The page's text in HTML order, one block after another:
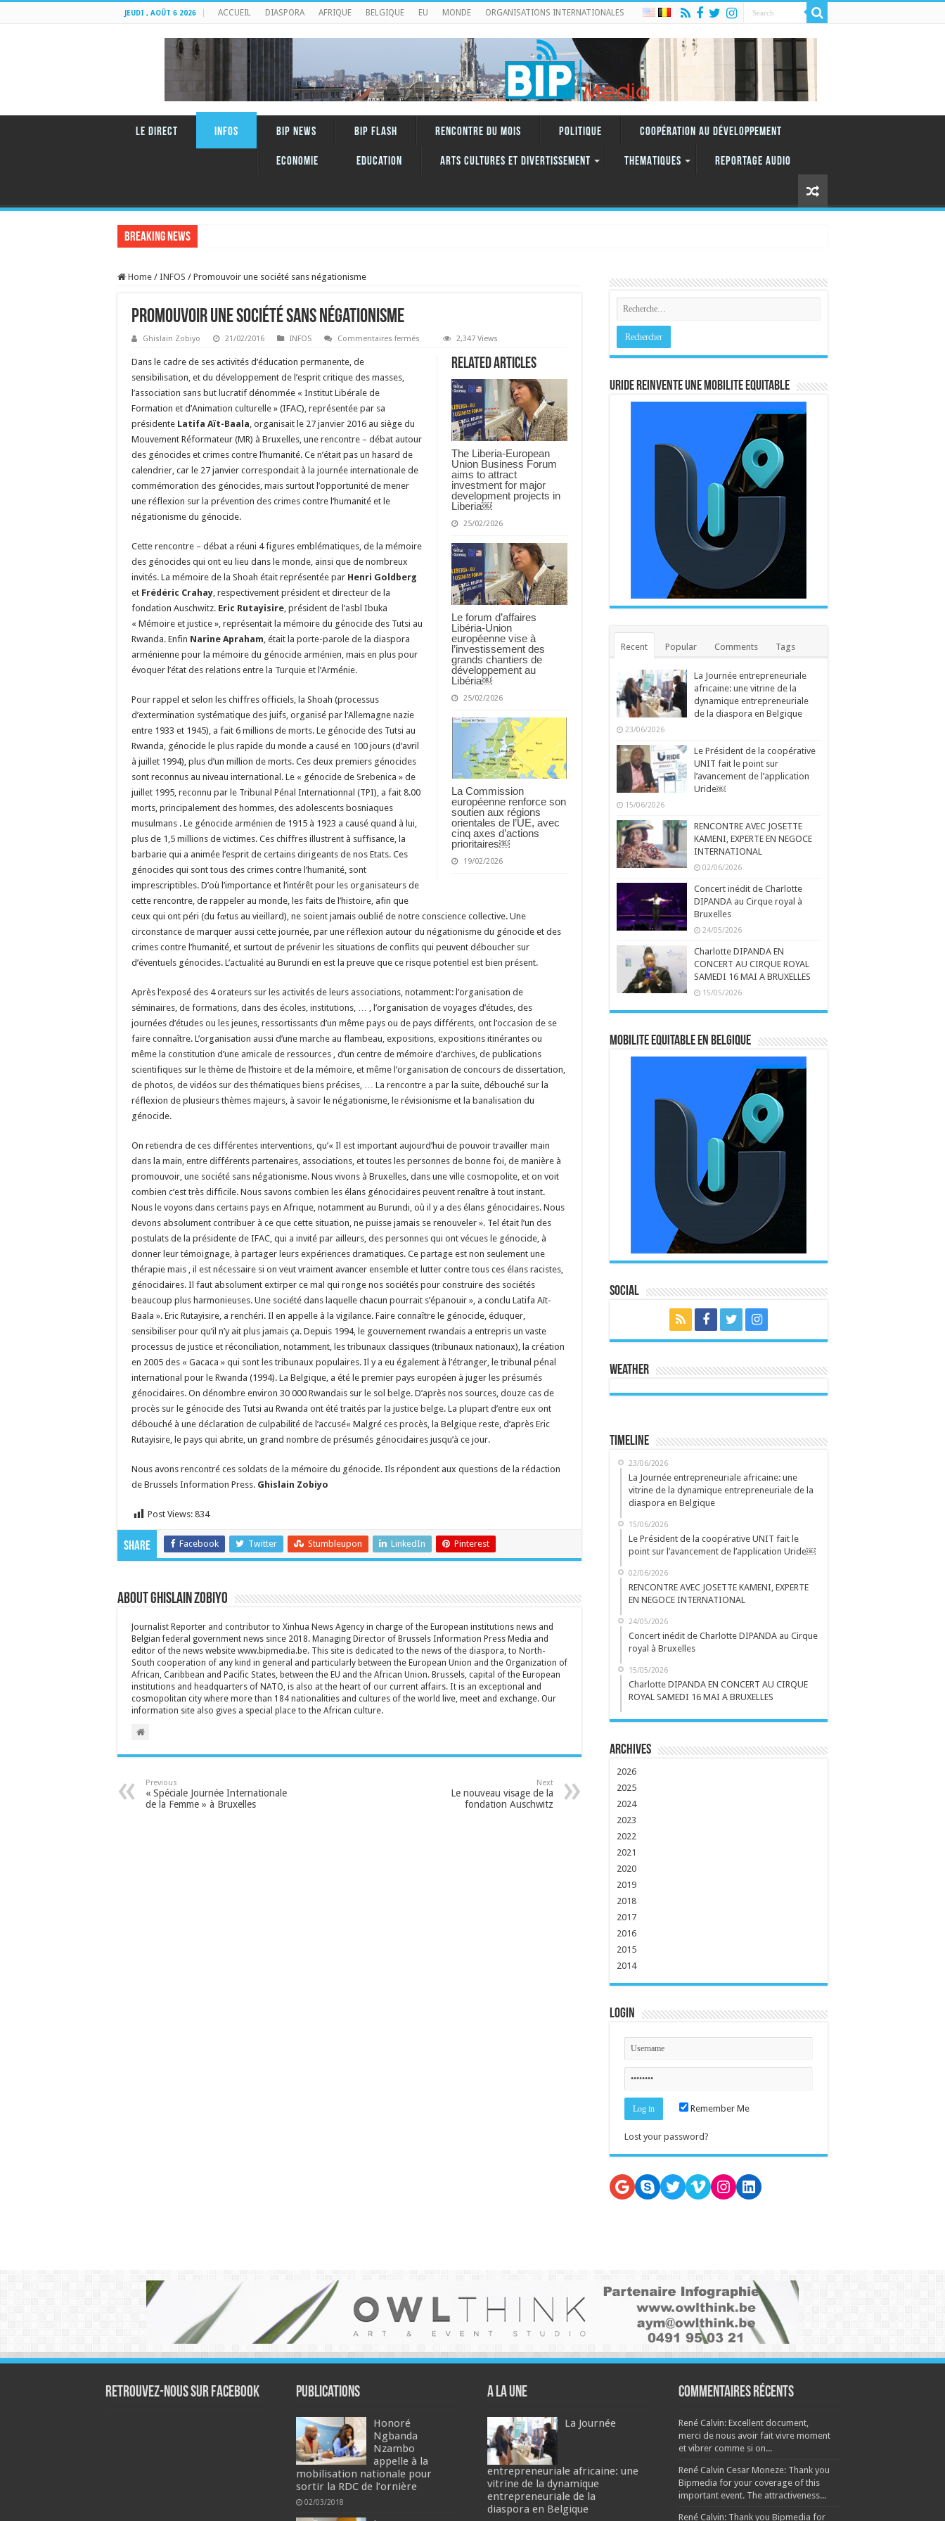
JEUDI , AOÛT 6 2026 ACCUEIL DIASPORA AFRIQUE BELGIQUE EU MONDE ORGANISATIONS INTERNATIONALES
LE DIRECT INFOS BIP NEWS BIP FLASH RENCONTRE DU MOIS Politique Coopération au Développement
Economie Education ARTS CULTURES ET DIVERTISSEMENT THEMATIQUES REPORTAGE AUDIO
Breaking News
Home / INFOS / Promouvoir une société sans négationisme
Promouvoir une société sans négationisme
Ghislain Zobiyo 21/02/2016 INFOS Commentaires fermés
négationisme
2,347 Views
Related Articles
The Liberia-European
Union Business Forum
aims to attract
investment for major
development projects in
Liberia￼
25/02/2026
Le forum d’affaires
Libéria-Union
européenne vise à
l’investissement des
grands chantiers de
développement au
Libéria￼
25/02/2026
La Commission
européenne renforce son
soutien aux régions
orientales de l’UE, avec
cinq axes d’actions
prioritaires￼
19/02/2026
Dans le cadre de ses activités d’éducation permanente, de
sensibilisation, et du développement de l’esprit critique des masses,
l’association sans but lucratif dénommée « Institut Libérale de
Formation et d’Animation culturelle » (IFAC), représentée par sa
présidente Latifa Aït-Baala, organisait le 27 janvier 2016 au siège du
Mouvement Réformateur (MR) à Bruxelles, une rencontre – débat autour
des génocides et crimes contre l’humanité. Ce n’était pas un hasard de
calendrier, car le 27 janvier correspondait à la journée internationale de
commémoration des génocides, mais surtout l’opportunité de mener
une réflexion sur la prévention des crimes contre l’humanité et le
négationisme du génocide.
Cette rencontre – débat a réuni 4 figures emblématiques, de la mémoire
des génocides qui ont eu lieu dans le monde, ainsi que de nombreux
invités. La mémoire de la Shoah était représentée par Henri Goldberg
et Frédéric Crahay, respectivement président et directeur de la
fondation Auschwitz. Eric Rutayisire, président de l’asbl Ibuka
« Mémoire et justice », représentait la mémoire du génocide des Tutsi au
Rwanda. Enfin Narine Apraham, était la porte-parole de la diaspora
arménienne pour la mémoire du génocide arménien, mais en plus pour
évoquer l’état des relations entre la Turquie et l’Arménie.
Pour rappel et selon les chiffres officiels, la Shoah (processus
d’extermination systématique des juifs, organisé par l’Allemagne nazie
entre 1933 et 1945), a fait 6 millions de morts. Le génocide des Tutsi au
Rwanda, génocide le plus rapide du monde a causé en 100 jours (d’avril
à juillet 1994), plus d’un million de morts. Ces deux premiers génocides
sont reconnus au niveau international. Le « génocide de Srebenica » de
juillet 1995, reconnu par le Tribunal Pénal Internationnal (TPI), a fait 8.00
morts, principalement des hommes, des adolescents bosniaques
musulmans . Le génocide arménien de 1915 à 1923 a causé quand à lui,
plus de 1,5 millions de victimes. Ces chiffres illustrent à suffisance, la
barbarie qui a animée l’esprit de certains dirigeants de nos Etats. Ces
génocides qui sont tous des crimes contre l’humanité, sont
imprescriptibles. D’où l’importance et l’intérêt pour les organisateurs de
cette rencontre, de rappeler au monde, les faits de l’histoire, afin que
ceux qui ont péri (du fœtus au vieillard), ne soient jamais oublié de notre conscience collective. Une
circonstance de marquer aussi cette journée, par une réflexion autour du négationisme du génocide et des
crimes contre l’humanité, et surtout de prévenir les situations de conflits qui peuvent déboucher sur
d’éventuels génocides. L’actualité au Burundi en est la preuve que ce risque potentiel est bien présent.
Après l’exposé des 4 orateurs sur les activités de leurs associations, notamment: l’organisation de
séminaires, de formations, dans des écoles, institutions, … , l’organisation de voyages d’études, des
journées d’études ou les jeunes, ressortissants d’un même pays ou de pays différents, ont l’occasion de se
faire connaître. L’organisation aussi d’une marche au flambeau, expositions, expositions itinérantes ou
même la constitution d’une amicale de ressources , d’un centre de mémoire d’archives, de publications
scientifiques sur le thème de l’histoire et de la mémoire, et même l’organisation de concours de dissertation,
de photos, de vidéos sur des thématiques biens précises, … La rencontre a par la suite, débouché sur la
réflexion de plusieurs thèmes majeurs, à savoir le négationisme, le révisionisme et la banalisation du
génocide.
On retiendra de ces différentes interventions, qu’« Il est important aujourd’hui de pouvoir travailler main
dans la main, entre différents partenaires, associations, et toutes les personnes de bonne foi, de manière à
promouvoir, une société sans négationisme. Nous vivons à Bruxelles, dans une ville cosmopolite, et on voit
combien c’est très difficile. Nous savons combien les élans génocidaires peuvent renaître à tout instant.
Nous le voyons dans certains pays en Afrique, notamment au Burundi, où il y a des élans génocidaires. Nous
devons absolument contribuer à ce que cette situation, ne puisse jamais se renouveler ». Tel était l’un des
postulats de la présidente de IFAC, qui a invité par ailleurs, des personnes qui ont vécues le génocide, à
donner leur témoignage, à partager leurs expériences dramatiques. Ce partage est non seulement une
thérapie mais , il est nécessaire si on veut vraiment avancer ensemble et lutter contre tous ces élans racistes,
génocidaires. Il faut absolument extirper ce mal qui ronge nos sociétés pour construire des sociétés
beaucoup plus harmonieuses. Une société dans laquelle chacun pourrait s’épanouir », a conclu Latifa Aït-
Baala ». Eric Rutayisire, a renchéri. Il en appelle à la vigilance. Faire connaître le génocide, éduquer,
sensibiliser pour qu’il n’y ait plus jamais ça. Depuis 1994, le gouvernement rwandais a entrepris un vaste
processus de justice et réconciliation, notamment, les tribunaux classiques (tribunaux nationaux), la création
en 2005 des « Gacaca » qui sont les tribunaux populaires. Il y a eu également à l’étranger, le tribunal pénal
international pour le Rwanda (1994). La Belgique, a été le premier pays européen à juger les présumés
génocidaires. On dénombre environ 30 000 Rwandais sur le sol belge. D’après nos sources, douze cas de
procès sur le génocide des Tutsi au Rwanda ont été traités par la justice belge. La plupart d’entre eux ont
débouché à une déclaration de culpabilité de l’accusé« Malgré ces procès, la Belgique reste, d’après Eric
Rutayisire, le pays qui abrite, un grand nombre de présumés génocidaires jusqu’à ce jour.
Nous avons rencontré ces soldats de la mémoire du génocide. Ils répondent aux questions de la rédaction
de Brussels Information Press. Ghislain Zobiyo
Post Views: 834
Share Facebook Twitter Stumbleupon LinkedIn Pinterest
About Ghislain Zobiyo
Journalist Reporter and contributor to Xinhua News Agency in charge of the European institutions news and
Belgian federal government news since 2018. Managing Director of Brussels Information Press Media and
editor of the news website www.bipmedia.be. This site is dedicated to the news of the diaspora, to North-
South cooperation of any kind in general and particularly between the European Union and the Organization of
African, Caribbean and Pacific States, between the EU and the African Union. Brussels, capital of the European
institutions and headquarters of NATO, is also at the heart of our current affairs. It is an exceptional and
cosmopolitan city where more than 184 nationalities and cultures of the world live, meet and exchange. Our
information site also gives a special place to the African culture.
Previous
« Spéciale Journée Internationale
de la Femme » à Bruxelles
Next
Le nouveau visage de la
fondation Auschwitz
URIDE REINVENTE UNE MOBILITE EQUITABLE
Recent Popular Comments Tags
La Journée entrepreneuriale
africaine: une vitrine de la
dynamique entrepreneuriale
de la diaspora en Belgique
23/06/2026
Le Président de la coopérative
UNIT fait le point sur
l’avancement de l’application
Uride￼
15/06/2026
RENCONTRE AVEC JOSETTE
KAMENI, EXPERTE EN NEGOCE
INTERNATIONAL
02/06/2026
Concert inédit de Charlotte
DIPANDA au Cirque royal à
Bruxelles
24/05/2026
Charlotte DIPANDA EN
CONCERT AU CIRQUE ROYAL
SAMEDI 16 MAI A BRUXELLES
15/05/2026
MOBILITE EQUITABLE EN BELGIQUE
Social
Weather
Timeline
23/06/2026
La Journée entrepreneuriale africaine: une
vitrine de la dynamique entrepreneuriale de la
diaspora en Belgique
15/06/2026
Le Président de la coopérative UNIT fait le
point sur l’avancement de l’application Uride￼
02/06/2026
RENCONTRE AVEC JOSETTE KAMENI, EXPERTE
EN NEGOCE INTERNATIONAL
24/05/2026
Concert inédit de Charlotte DIPANDA au Cirque
royal à Bruxelles
15/05/2026
Charlotte DIPANDA EN CONCERT AU CIRQUE
ROYAL SAMEDI 16 MAI A BRUXELLES
Archives
2026
2025
2024
2023
2022
2021
2020
2019
2018
2017
2016
2015
2014
Login
Remember Me
Lost your password?
Google
SkypeTwitter
VimeoInstagram
LinkedIn
Retrouvez-nous sur Facebook Publications
Honoré
Ngbanda
Nzambo
appelle à la
mobilisation nationale pour
sortir la RDC de l’ornière
02/03/2018
A la une
La Journée
entrepreneuriale africaine: une
vitrine de la dynamique
entrepreneuriale de la
diaspora en Belgique
Commentaires récents
René Calvin: Excellent document,
merci de nous avoir fait vivre moment
et vibrer comme si on...
René Calvin Cesar Moneze: Thank you
Bipmedia for your coverage of this
important event. The attractiveness...
René Calvin: Thank you Bipmedia for